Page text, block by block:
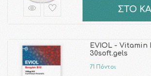
ΣΤΟ
EVIOL - Vitamin
30soft.gels
71 Πόντοι